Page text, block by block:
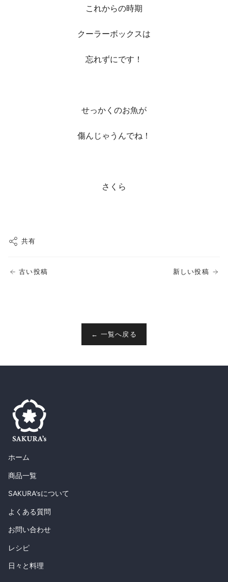
これからの時期
クーラーボックスは
忘れずにです！
せっかくのお魚が
傷んじゃうんでね！
さくら
共有
新しい投稿
古い投稿
← 一覧へ戻る
ホーム
商品一覧
SAKURA’sについて
よくある質問
お問い合わせ
レシピ
日々と料理